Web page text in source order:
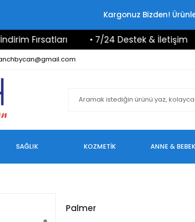
Kargonuz Bizden!
Fırsatları • 7/24 Destek & İletişim
SAĞLIK KOZMETİK ANNE & BEBEK
Palmer